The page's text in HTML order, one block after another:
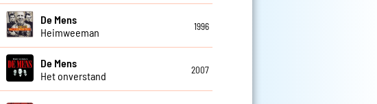
De Mens
Heimweeman
1996
De Mens
Het onverstand
2007